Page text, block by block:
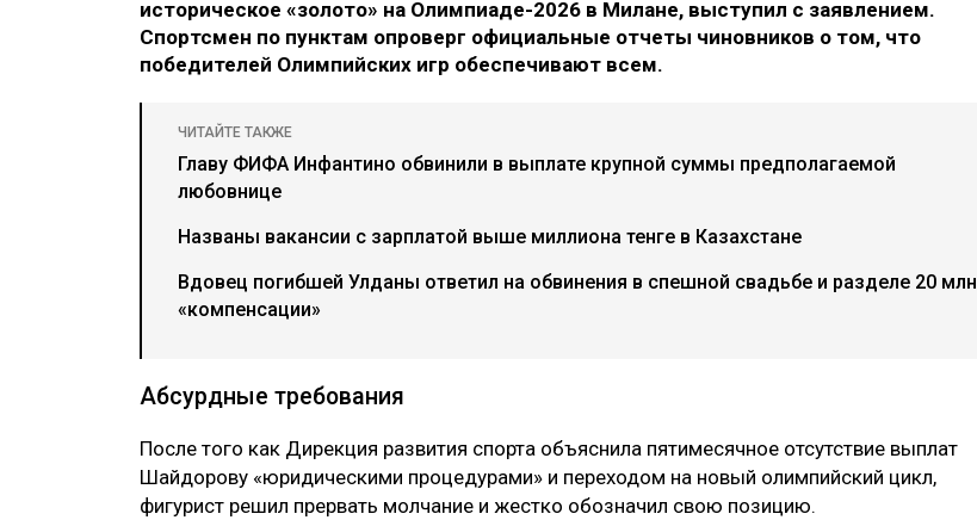
историческое «золото» на Олимпиаде-2026 в Милане, выступил с заявлением.
Спортсмен по пунктам опроверг официальные отчеты чиновников о том, что
победителей Олимпийских игр обеспечивают всем.
ЧИТАЙТЕ ТАКЖЕ
Главу ФИФА Инфантино обвинили в выплате крупной суммы предполагаемой
любовнице
Названы вакансии с зарплатой выше миллиона тенге в Казахстане
Вдовец погибшей Улданы ответил на обвинения в спешной свадьбе и разделе 20 млн
«компенсации»
Абсурдные требования
После того как Дирекция развития спорта объяснила пятимесячное отсутствие выплат
Шайдорову «юридическими процедурами» и переходом на новый олимпийский цикл,
фигурист решил прервать молчание и жестко обозначил свою позицию.